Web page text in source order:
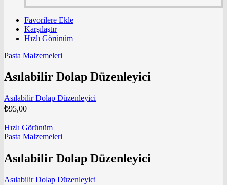
Favorilere Ekle
Karşılaştır
Hızlı Görünüm
Pasta Malzemeleri
Asılabilir Dolap Düzenleyici
Asılabilir Dolap Düzenleyici
₺95,00
Hızlı Görünüm
Pasta Malzemeleri
Asılabilir Dolap Düzenleyici
Asılabilir Dolap Düzenleyici